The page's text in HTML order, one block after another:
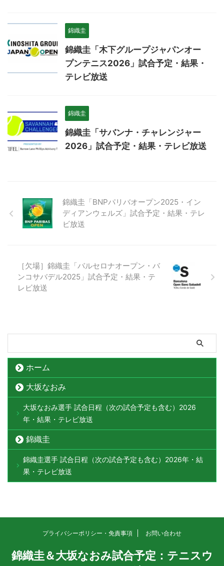
錦織圭
錦織圭「木下グループジャパンオー
プンテニス2026」試合予定・結果・
テレビ放送
錦織圭
錦織圭「サバンナ・チャレンジャー
2026」試合予定・結果・テレビ放送
錦織圭「BNPパリバオープン2025・イン
ディアンウェルズ」試合予定・結果・テレ
ビ放送
［欠場］錦織圭「バルセロナオープン・バ
ンコサバデル2025」試合予定・結果・テ
レビ放送
ホーム
大坂なおみ
大坂なおみ選手 試合日程（次の試合予定も含む）2026
年・結果・テレビ放送
錦織圭
錦織圭選手 試合日程（次の試合予定も含む）2026年・結
果・テレビ放送
プライバシーポリシー・免責事項 お問い合わせ
錦織圭＆大坂なおみ試合予定：テニスウ